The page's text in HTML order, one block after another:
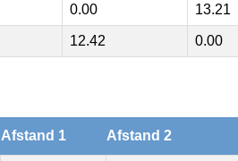
0.00 13.21
12.42 0.00
Afstand 1 Afstand 2